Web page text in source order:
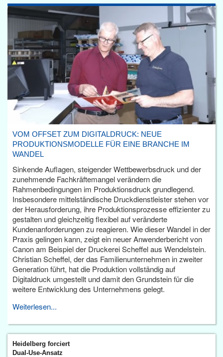
VOM OFFSET ZUM DIGITALDRUCK: NEUE
PRODUKTIONSMODELLE FÜR EINE BRANCHE IM
WANDEL
Sinkende Auflagen, steigender Wettbewerbsdruck und der
zunehmende Fachkräftemangel verändern die
Rahmenbedingungen im Produktionsdruck grundlegend.
Insbesondere mittelständische Druckdienstleister stehen vor
der Herausforderung, ihre Produktionsprozesse effizienter zu
gestalten und gleichzeitig flexibel auf veränderte
Kundenanforderungen zu reagieren. Wie dieser Wandel in der
Praxis gelingen kann, zeigt ein neuer Anwenderbericht von
Canon am Beispiel der Druckerei Scheffel aus Wendelstein.
Christian Scheffel, der das Familienunternehmen in zweiter
Generation führt, hat die Produktion vollständig auf
Digitaldruck umgestellt und damit den Grundstein für die
weitere Entwicklung des Unternehmens gelegt.
Weiterlesen...
Heidelberg forciert
Dual-Use-Ansatz